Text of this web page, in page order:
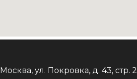
Москва, ул. Покровка, д. 43, стр. 2